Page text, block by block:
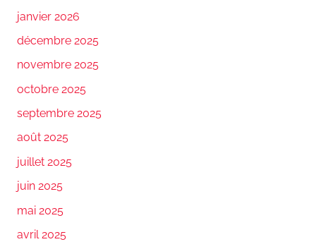
janvier 2026
décembre 2025
novembre 2025
octobre 2025
septembre 2025
août 2025
juillet 2025
juin 2025
mai 2025
avril 2025